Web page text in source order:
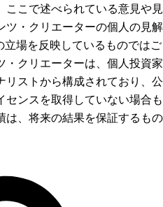
ここで述べられている意見や見
ツ・クリエーターの個人の見解
場を反映しているものではご
・クリエーターは、個人投資家
リストから構成されており、公
ンスを取得していない場合も
は、将来の結果を保証するもの